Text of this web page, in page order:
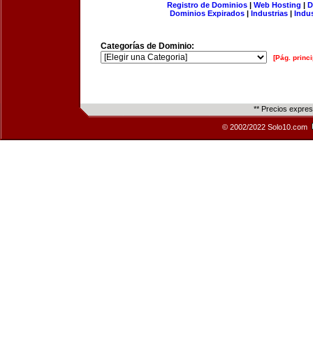
Registro de Dominios| Web Hosting |
Dominios Expirados | Industrias |
Categorías de Dominio:
[Pág.
** Precios
© 2002/2022 Solo10.com